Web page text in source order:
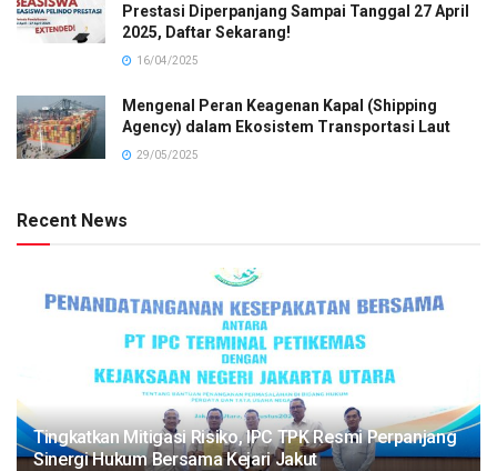
Prestasi Diperpanjang Sampai Tanggal 27 April
2025, Daftar Sekarang!
16/04/2025
Mengenal Peran Keagenan Kapal (Shipping
Agency) dalam Ekosistem Transportasi Laut
29/05/2025
Recent News
Tingkatkan Mitigasi Risiko, IPC TPK Resmi Perpanjang
Sinergi Hukum Bersama Kejari Jakut